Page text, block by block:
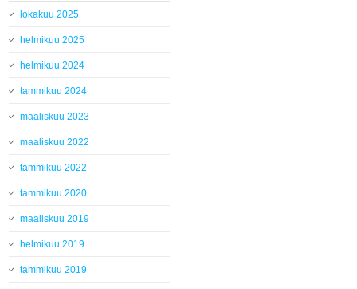
lokakuu 2025
helmikuu 2025
helmikuu 2024
tammikuu 2024
maaliskuu 2023
maaliskuu 2022
tammikuu 2022
tammikuu 2020
maaliskuu 2019
helmikuu 2019
tammikuu 2019